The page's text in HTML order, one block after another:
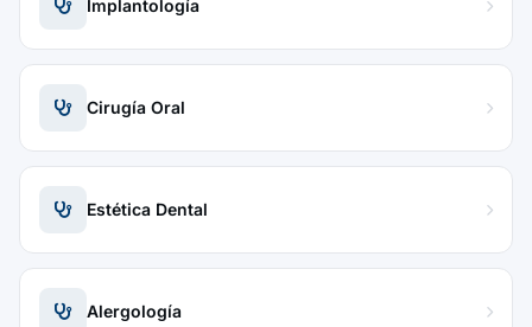
Implantología
Cirugía Oral
Estética Dental
Alergología